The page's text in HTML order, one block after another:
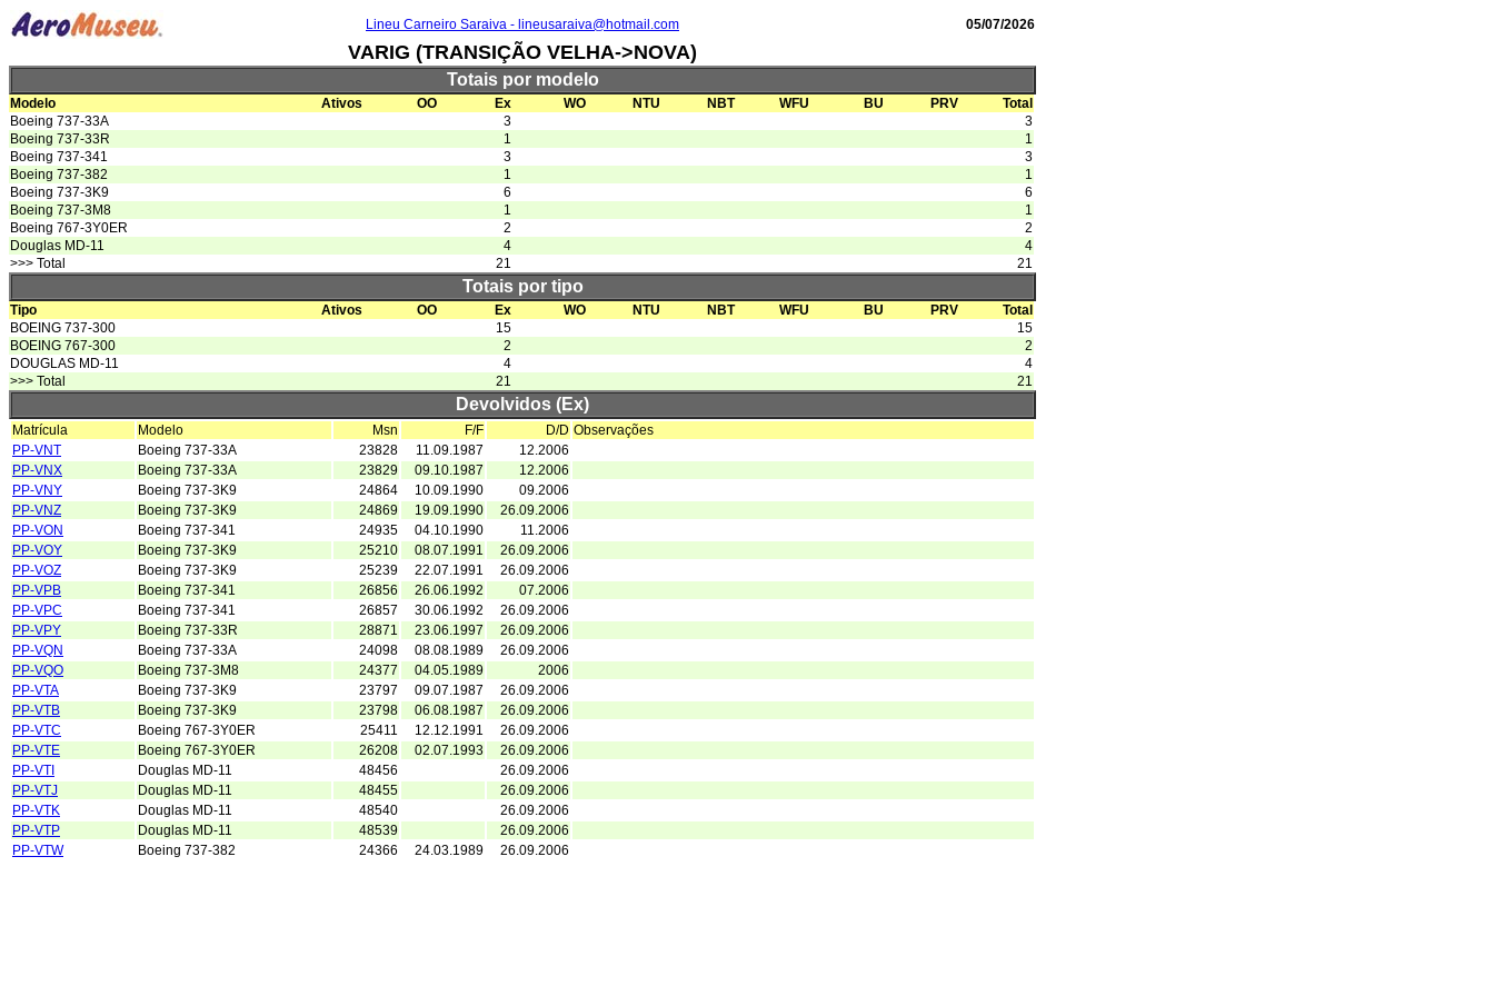
Lineu Carneiro Saraiva - lineusaraiva@hotmail.com 05/07/2026
VARIG (TRANSIÇÃO VELHA->NOVA)
Totais por modelo
Modelo Ativos OO Ex WO NTU NBT WFU BU PRV
Total
Boeing 737-33A
3
3
Boeing 737-33R
1
1
Boeing 737-341
3
3
Boeing 737-382
1
1
Boeing 737-3K9
6
6
Boeing 737-3M8
1
1
Boeing 767-3Y0ER
2
2
Douglas MD-11
4
4
>>> Total
21 21
Totais por tipo
Tipo Ativos OO Ex WO NTU NBT WFU BU PRV
Total
BOEING 737-300
15
15
BOEING 767-300
2
2
DOUGLAS MD-11
4
4
>>> Total
21 21
Devolvidos (Ex)
Matrícula Modelo Msn F/F D/D Observações
PP-VNT
Boeing 737-33A 23828 11.09.1987
12.2006
PP-VNX
Boeing 737-33A 23829 09.10.1987
12.2006
PP-VNY
Boeing 737-3K9 24864 10.09.1990
09.2006
PP-VNZ
Boeing 737-3K9 24869 19.09.1990
26.09.2006
PP-VON
Boeing 737-341 24935 04.10.1990
11.2006
PP-VOY
Boeing 737-3K9 25210 08.07.1991
26.09.2006
PP-VOZ
Boeing 737-3K9 25239 22.07.1991
26.09.2006
PP-VPB
Boeing 737-341 26856 26.06.1992
07.2006
PP-VPC
Boeing 737-341 26857 30.06.1992
26.09.2006
PP-VPY
Boeing 737-33R 28871 23.06.1997
26.09.2006
PP-VQN
Boeing 737-33A 24098 08.08.1989
26.09.2006
PP-VQO
Boeing 737-3M8 24377 04.05.1989
2006
PP-VTA
Boeing 737-3K9 23797 09.07.1987
26.09.2006
PP-VTB
Boeing 737-3K9 23798 06.08.1987
26.09.2006
PP-VTC
Boeing 767-3Y0ER 25411 12.12.1991
26.09.2006
PP-VTE
Boeing 767-3Y0ER 26208 02.07.1993
26.09.2006
PP-VTI
Douglas MD-11 48456
26.09.2006
PP-VTJ
Douglas MD-11 48455
26.09.2006
PP-VTK
Douglas MD-11 48540
26.09.2006
PP-VTP
Douglas MD-11 48539
26.09.2006
PP-VTW
Boeing 737-382 24366 24.03.1989 26.09.2006